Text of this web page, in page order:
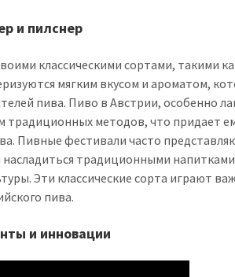
и пилснер
классическими сортами, такими
мягким вкусом и ароматом,
пива. Пиво в Австрии, особенно
традиционных методов, что придает
Пивные фестивали часто
насладиться традиционными
Эти классические сорта играют
пива.
и инновации